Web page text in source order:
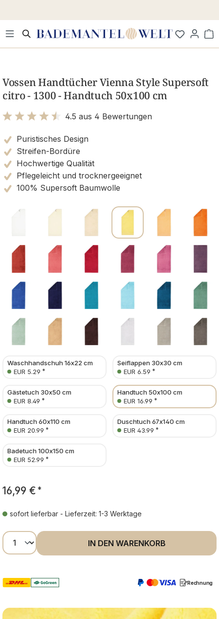
Vossen Handtücher Vienna Style Supersoft
citro - 1300 - Handtuch 50x100 cm
4.5 aus 4 Bewertungen
Puristisches Design
Streifen-Bordüre
Hochwertige Qualität
Pflegeleicht und trocknergeeignet
100% Supersoft Baumwolle
Waschhandschuh 16x22 cm
EUR 5.29 *
Seiflappen 30x30 cm
EUR 6.59 *
Gästetuch 30x50 cm
EUR 8.49 *
Handtuch 50x100 cm
EUR 16.99 *
Handtuch 60x110 cm
EUR 20.99 *
Duschtuch 67x140 cm
EUR 43.99 *
Badetuch 100x150 cm
EUR 52.99 *
16,99 € *
sofort lieferbar - Lieferzeit: 1-3 Werktage
Produkt Anzahl: Gib den gewünschten
IN DEN WARENKORB
Rechnung